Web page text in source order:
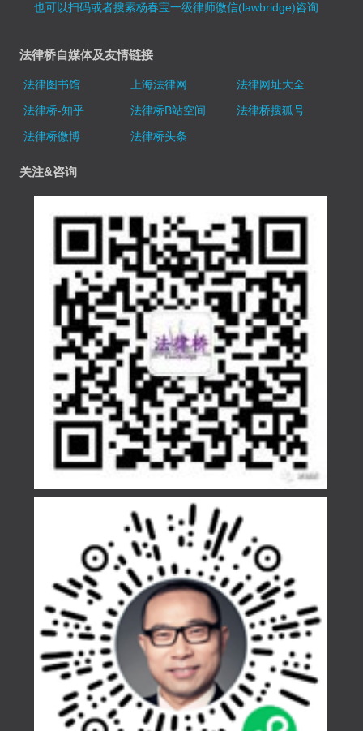
也可以扫码或者搜索杨春宝一级律师微信(lawbridge)咨询
法律桥自媒体及友情链接
法律图书馆 上海法律网
法律网址大全
法律桥-知乎
法律桥B站空间
法律桥搜狐号
法律桥微博
法律桥头条
关注&咨询